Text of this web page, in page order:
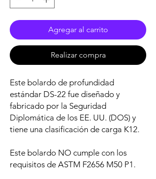
Agregar al carrito
Realizar compra
Este bolardo de profundidad
estándar DS-22 fue diseñado y
fabricado por la Seguridad
Diplomática de los EE. UU. (DOS) y
tiene una clasificación de carga K12.
Este bolardo NO cumple con los
requisitos de ASTM F2656 M50 P1.